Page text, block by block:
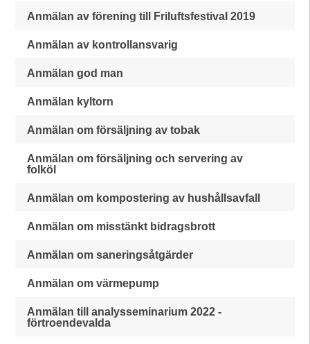
Anmälan av förening till Friluftsfestival 2019
Anmälan av kontrollansvarig
Anmälan god man
Anmälan kyltorn
Anmälan om försäljning av tobak
Anmälan om försäljning och servering av
folköl
Anmälan om kompostering av hushållsavfall
Anmälan om misstänkt bidragsbrott
Anmälan om saneringsåtgärder
Anmälan om värmepump
Anmälan till analysseminarium 2022 -
förtroendevalda